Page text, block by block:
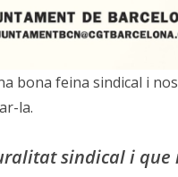
bona feina sindical i
la.
sindical i que